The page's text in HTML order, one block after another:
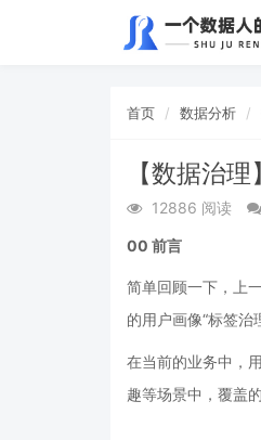
首页 数据分析
【数据治
12886 阅读
00 前言
简单回顾一下，上
的用户画像“标签治
在当前的业务中，
趣等场景中，覆盖